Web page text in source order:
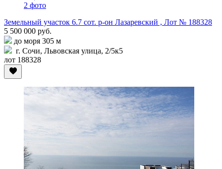
2 фото
Земельный участок 6.7 сот. р-он Лазаревский , Лот № 188328
5 500 000 руб.
до моря 305 м
г. Сочи, Львовская улица, 2/5к5
лот 188328